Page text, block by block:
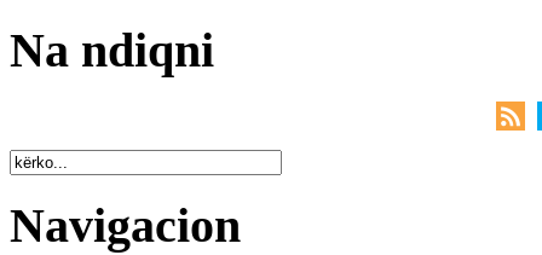
Na ndiqni
Navigacion